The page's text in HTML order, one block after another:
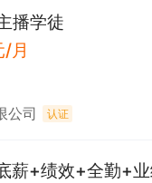
播学徒
月
公司 认证
薪+绩效+全勤+业